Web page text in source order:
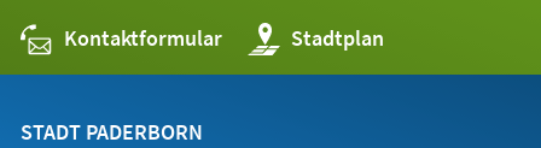
Kontaktformular Stadtplan
(Öffnet
in
einem
STADT PADERBORN